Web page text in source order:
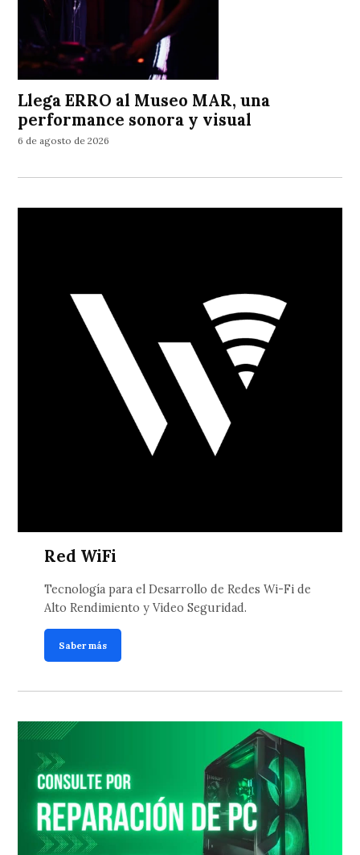
Llega ERRO al Museo MAR, una
performance sonora y visual
6 de agosto de 2026
Red WiFi
Tecnología para el Desarrollo de Redes Wi-Fi de
Alto Rendimiento y Video Seguridad.
Saber más